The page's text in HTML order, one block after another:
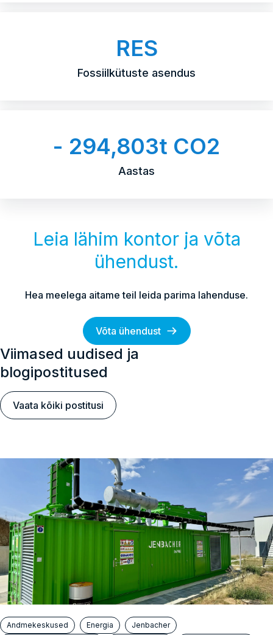
RES
Fossiilkütuste asendus
- 294,803t CO2
Aastas
Leia lähim kontor ja võta
ühendust.
Hea meelega aitame teil leida parima lahenduse.
Võta ühendust
Viimased uudised ja
blogipostitused
Vaata kõiki postitusi
Andmekeskused Energia Jenbacher